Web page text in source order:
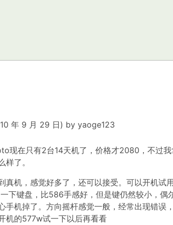
年 9 月 29 日) by yaoge123
在只有2台14天机了，价格才2080，不过我
了。
机，感觉好多了，还可以接受。可以开机试
下键盘，比586手感好，但是键仍然较小，偶
手机掉了。方向摇杆感觉一般，经常出现错误
机的577w试一下以后再看看